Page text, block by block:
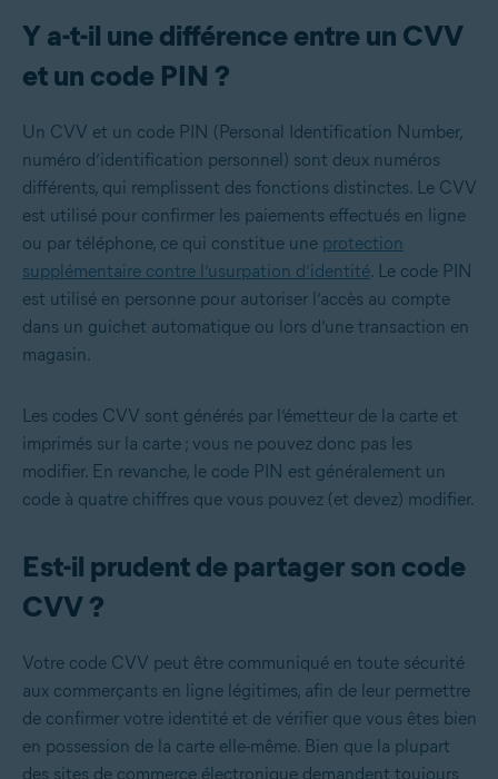
Y a-t-il une différence entre un CVV
et un code PIN ?
Un CVV et un code PIN (Personal Identification Number,
numéro d’identification personnel) sont deux numéros
différents, qui remplissent des fonctions distinctes. Le CVV
est utilisé pour confirmer les paiements effectués en ligne
ou par téléphone, ce qui constitue une protection
supplémentaire contre l’usurpation d’identité. Le code PIN
est utilisé en personne pour autoriser l’accès au compte
dans un guichet automatique ou lors d’une transaction en
magasin.
Les codes CVV sont générés par l’émetteur de la carte et
imprimés sur la carte ; vous ne pouvez donc pas les
modifier. En revanche, le code PIN est généralement un
code à quatre chiffres que vous pouvez (et devez) modifier.
Est-il prudent de partager son code
CVV ?
Votre code CVV peut être communiqué en toute sécurité
aux commerçants en ligne légitimes, afin de leur permettre
de confirmer votre identité et de vérifier que vous êtes bien
en possession de la carte elle-même. Bien que la plupart
des sites de commerce électronique demandent toujours